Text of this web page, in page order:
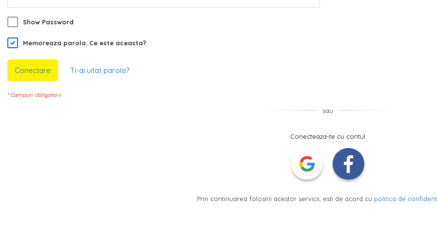
Show Password
Memoreaza parola. Ce este aceasta?
Conectare Ti-ai uitat parola?
sau
Conecteaza-te cu contul
Prin continuarea folosirii acestor servicii, esti de acord cu politica de